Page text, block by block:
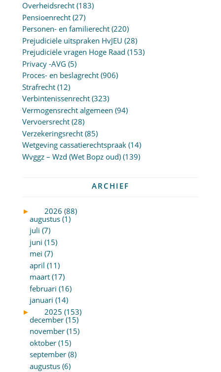
Overheidsrecht(183)
Pensioenrecht(27)
Personen- en familierecht(220)
Prejudiciële uitspraken HvJEU (28)
Prejudiciële vragen Hoge Raad (153)
Privacy -AVG (5)
Proces- en beslagrecht(906)
Strafrecht(12)
Verbintenissenrecht(323)
Vermogensrecht algemeen (94)
Vervoersrecht(28)
Verzekeringsrecht(85)
Wetgeving cassatierechtspraak(14)
Wvggz – Wzd (Wet Bopz oud)(139)
ARCHIEF
►
2026 (88)
augustus (1)
juli (7)
juni (15)
mei (7)
april (11)
maart (17)
februari (16)
januari (14)
►
2025 (153)
december (15)
november (15)
oktober (15)
september (8)
augustus (6)